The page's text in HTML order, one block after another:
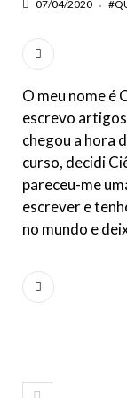
07/04/2020
O meu nome é
escrevo
chegou a hora
curso, decidi
pareceu-me
escrever e
no mundo e